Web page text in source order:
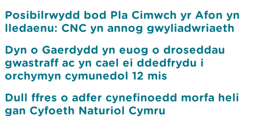
Posibilrwydd bod Pla Cimwch yr Afon yn
lledaenu: CNC yn annog gwyliadwriaeth
Dyn o Gaerdydd yn euog o droseddau
gwastraff ac yn cael ei ddedfrydu i
orchymyn cymunedol 12 mis
Dull ffres o adfer cynefinoedd morfa heli
gan Cyfoeth Naturiol Cymru